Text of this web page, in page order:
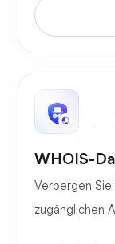
WHOIS-
Verbergen Sie
zugänglichen